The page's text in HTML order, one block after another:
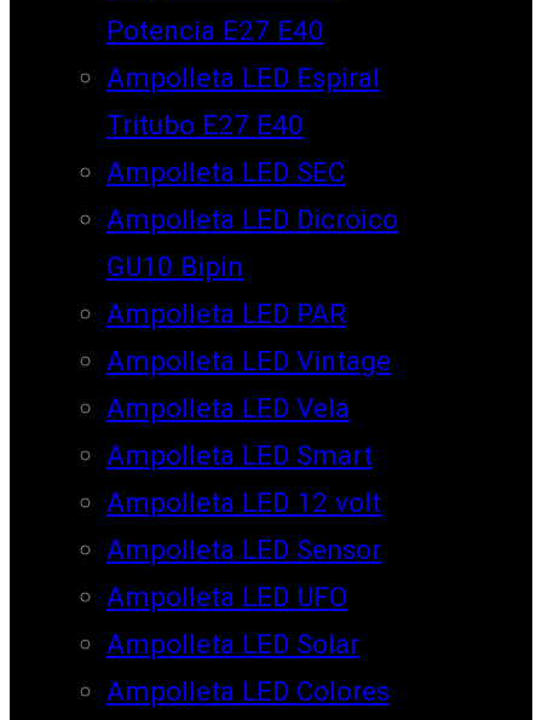
Potencia E27 E40
Ampolleta LED Espiral
Tritubo E27 E40
Ampolleta LED SEC
Ampolleta LED Dicroico
GU10 Bipin
Ampolleta LED PAR
Ampolleta LED Vintage
Ampolleta LED Vela
Ampolleta LED Smart
Ampolleta LED 12 volt
Ampolleta LED Sensor
Ampolleta LED UFO
Ampolleta LED Solar
Ampolleta LED Colores